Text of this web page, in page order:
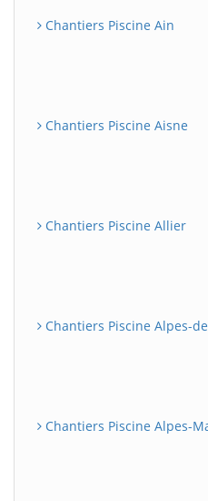
Chantiers Piscine Ain
Chantiers Piscine Aisne
Chantiers Piscine Allier
Chantiers Piscine Alpes-
Chantiers Piscine Alpes-